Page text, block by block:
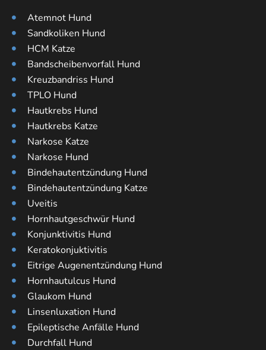
Atemnot Hund
Sandkoliken Hund
HCM Katze
Bandscheibenvorfall Hund
Kreuzbandriss Hund
TPLO Hund
Hautkrebs Hund
Hautkrebs Katze
Narkose Katze
Narkose Hund
Bindehautentzündung Hund
Bindehautentzündung Katze
Uveitis
Hornhautgeschwür Hund
Konjunktivitis Hund
Keratokonjuktivitis
Eitrige Augenentzündung Hund
Hornhautulcus Hund
Glaukom Hund
Linsenluxation Hund
Epileptische Anfälle Hund
Durchfall Hund